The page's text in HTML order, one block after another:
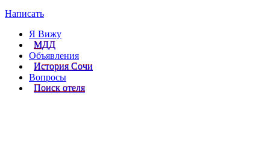
Написать
Я Вижу
МДД
Объявления
История Сочи
Вопросы
Поиск отеля